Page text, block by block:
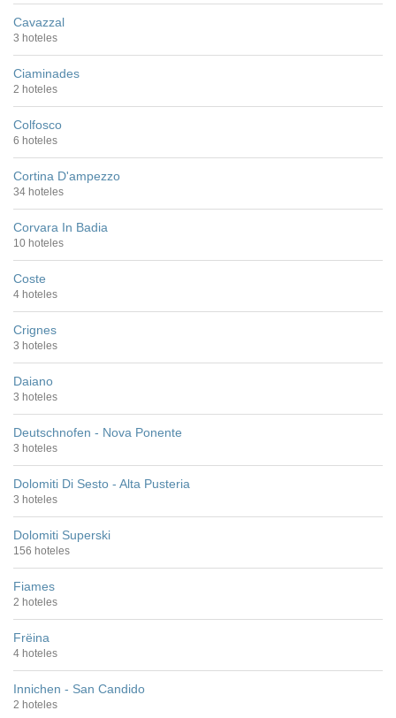
Cavazzal
3 hoteles
Ciaminades
2 hoteles
Colfosco
6 hoteles
Cortina D'ampezzo
34 hoteles
Corvara In Badia
10 hoteles
Coste
4 hoteles
Crignes
3 hoteles
Daiano
3 hoteles
Deutschnofen - Nova Ponente
3 hoteles
Dolomiti Di Sesto - Alta Pusteria
3 hoteles
Dolomiti Superski
156 hoteles
Fiames
2 hoteles
Frëina
4 hoteles
Innichen - San Candido
2 hoteles